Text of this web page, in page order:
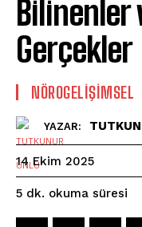
Bilinenler
Gerçekler
NÖROGELIŞIMSEL
YAZAR:
14 Ekim 2025
5 dk. okuma süresi